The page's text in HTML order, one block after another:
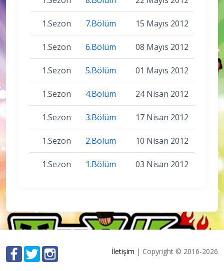
1.Sezon 7.Bölüm 15 Mayıs 2012
1.Sezon 6.Bölüm 08 Mayıs 2012
1.Sezon 5.Bölüm 01 Mayıs 2012
1.Sezon 4.Bölüm 24 Nisan 2012
1.Sezon 3.Bölüm 17 Nisan 2012
1.Sezon 2.Bölüm 10 Nisan 2012
1.Sezon 1.Bölüm 03 Nisan 2012
İletişim | Copyright © 2016-2026